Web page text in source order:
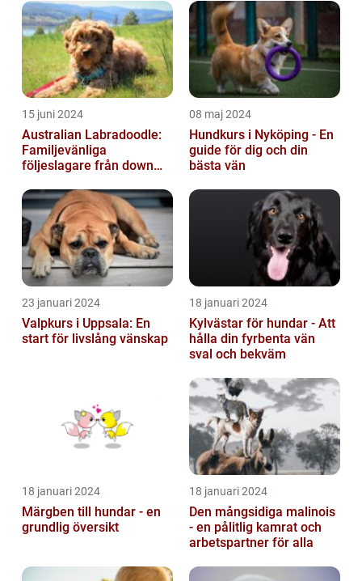
15 juni 2024
Australian Labradoodle:
Familjevänliga
följeslagare från down
08 maj 2024
Hundkurs i Nyköping - En
guide för dig och din
bästa vän
23 januari 2024
Valpkurs i Uppsala: En
start för livslång vänskap
18 januari 2024
Kylvästar för hundar - Att
hålla din fyrbenta vän
sval och bekväm
18 januari 2024
Märgben till hundar - en
grundlig översikt
18 januari 2024
Den mångsidiga malinois
- en pålitlig kamrat och
arbetspartner för alla